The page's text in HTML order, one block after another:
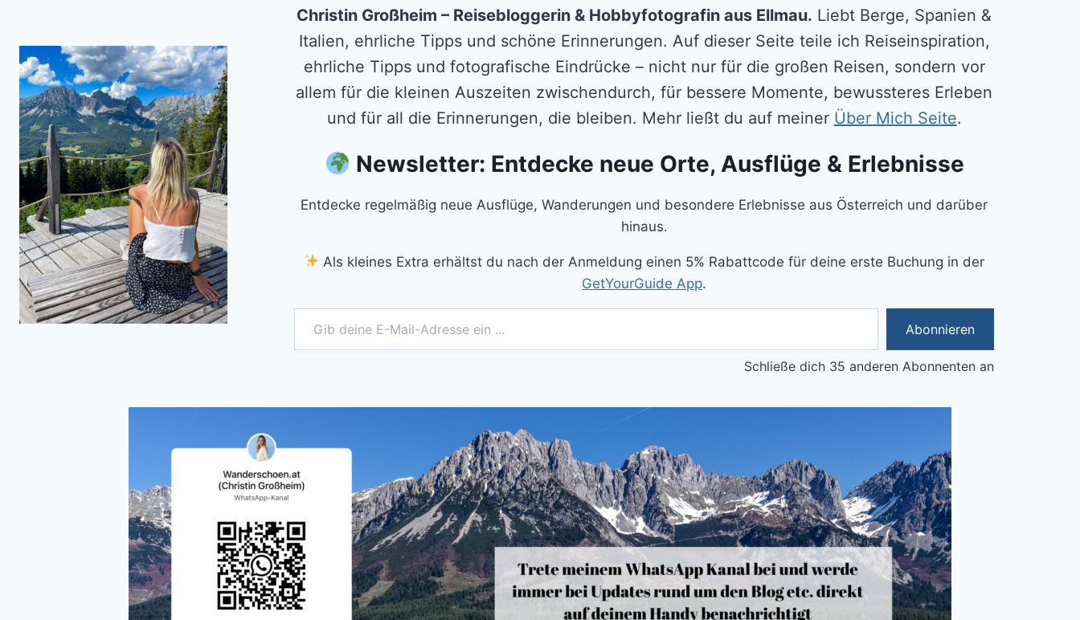
Christin Großheim – Reisebloggerin & Hobbyfotografin aus Ellmau. Liebt Berge, Spanien &
Italien, ehrliche Tipps und schöne Erinnerungen. Auf dieser Seite teile ich Reiseinspiration,
ehrliche Tipps und fotografische Eindrücke – nicht nur für die großen Reisen, sondern vor
allem für die kleinen Auszeiten zwischendurch, für bessere Momente, bewussteres Erleben
und für all die Erinnerungen, die bleiben. Mehr ließt du auf meiner Über Mich Seite.
Newsletter: Entdecke neue Orte, Ausflüge & Erlebnisse
Entdecke regelmäßig neue Ausflüge, Wanderungen und besondere Erlebnisse aus Österreich und darüber
hinaus.
Als kleines Extra erhältst du nach der Anmeldung einen 5% Rabattcode für deine erste Buchung in der
GetYourGuide App.
Gib deine E-Mail-Adresse ein ...
Abonnieren
Schließe dich 35 anderen Abonnenten an